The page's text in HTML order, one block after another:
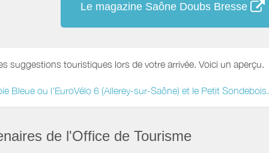
Le magazine Saône Doubs Bresse
suggestions touristiques lors de votre arrivée. Voici un aperçu.
Bleue ou l'EuroVélo 6 (Allerey-sur-Saône) et le Petit Sondebois.
de l'Office de Tourisme